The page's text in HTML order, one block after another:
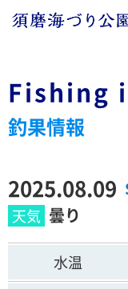
Fishing
釣果情報
2025.08.09
曇り
水温